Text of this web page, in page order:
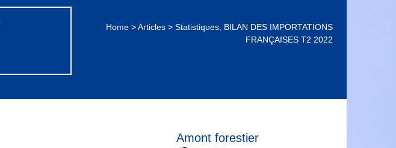
Home>Articles> Statistiques, BILAN DES IMPORTATIONS
FRANÇAISES T2 2022
Amont forestier